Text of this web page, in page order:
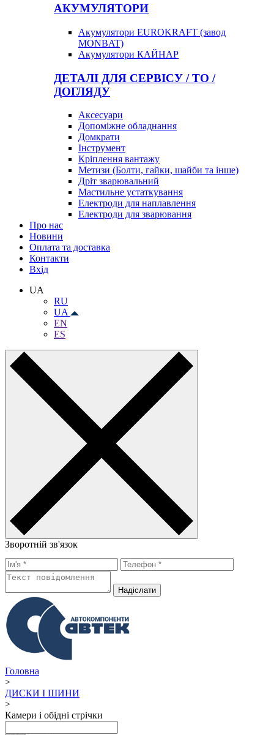
АКУМУЛЯТОРИ
Акумулятори EUROKRAFT (завод
MONBAT)
Акумулятори КАЙНАР
ДЕТАЛІ ДЛЯ СЕРВІСУ / ТО /
ДОГЛЯДУ
Аксесуари
Допоміжне обладнання
Домкрати
Інструмент
Кріплення вантажу
Метизи (Болти, гайки, шайби та інше)
Дріт зварювальний
Мастильне устаткування
Електроди для наплавлення
Електроди для зварювання
Про нас
Новини
Оплата та доставка
Контакти
Вхiд
UA
RU
UA
EN
ES
Зворотній зв'язок
Надiслати
Головна
>
ДИСКИ І ШИНИ
>
Камери і обідні стрічки